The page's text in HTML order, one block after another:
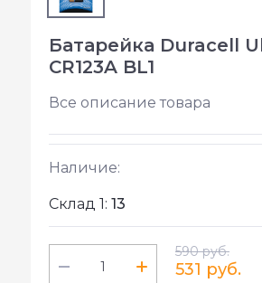
Батарейка Duracell
CR123A BL1
Все описание товара
Наличие:
Склад 1: 13
590 руб.
531 руб.